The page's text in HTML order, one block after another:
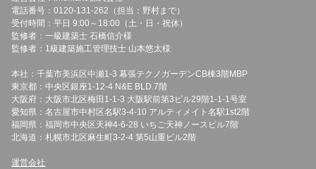
電話番号：0120-131-262（担当：野村まで）
受付時間：平日 9:00～18:00（土・日・祝休）
監修者：一級建築士 石橋信介様
監修者：1級建築施工管理技士 山本悠太様
本社：千葉市美浜区中瀬1-3 幕張テクノガーデンCB棟3階MBP
東京都：中央区銀座1-12-4 N&E BLD.7階
大阪府：大阪市北区梅田1-1-3 大阪駅前第3ビル29階1-1-1号室
愛知県：名古屋市中村区名駅3-4-10 アルティメイト名駅1st2階
福岡県：福岡市中央区天神4-6-28 いちご天神ノースビル7階
北海道：札幌市北区麻生町3-2-4 第5山重ビル2階
運営会社